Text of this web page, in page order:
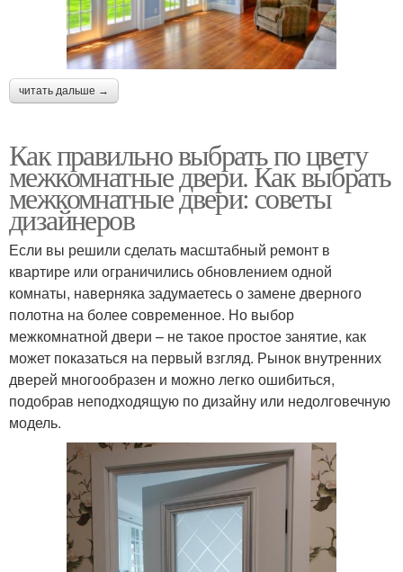
читать дальше →
Как правильно выбрать по цвету
межкомнатные двери. Как выбрать
межкомнатные двери: советы
дизайнеров
Если вы решили сделать масштабный ремонт в
квартире или ограничились обновлением одной
комнаты, наверняка задумаетесь о замене дверного
полотна на более современное. Но выбор
межкомнатной двери – не такое простое занятие, как
может показаться на первый взгляд. Рынок внутренних
дверей многообразен и можно легко ошибиться,
подобрав неподходящую по дизайну или недолговечную
модель.